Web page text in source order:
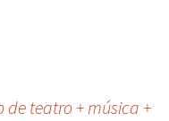
de teatro + música +